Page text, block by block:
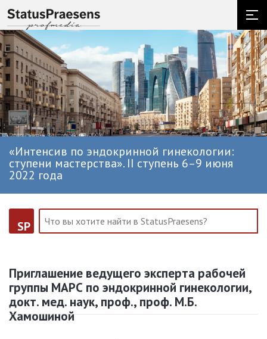
«Интенсив по эндокринной гинекологии:
ступени мастерства». II ступень 6–9 июня
2022 года
SP
Приглашение ведущего эксперта рабочей
группы МАРС по эндокринной гинекологии,
докт. мед. наук, проф., проф. М.Б.
Хамошиной